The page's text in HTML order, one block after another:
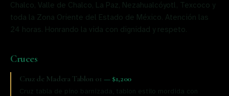
Chalco, Valle de Chalco, La Paz, Nezahualcóyotl, Texcoco y
toda la Zona Oriente del Estado de México. Atención las
24 horas. Honrando la vida con dignidad y respeto.
Cruces
Cruz de Madera Tablon 01 — $1,200
Cruz tabla de pino barnizada, tablon estilo mordida con